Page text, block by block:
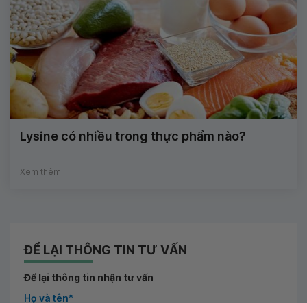
Lysine có nhiều trong thực phẩm nào?
Xem thêm
ĐỂ LẠI THÔNG TIN TƯ VẤN
Để lại thông tin nhận tư vấn
Họ và tên*